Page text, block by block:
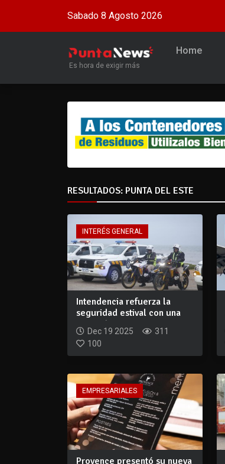
Sabado 8 Agosto 2026
Es hora de exigir más
Home
RESULTADOS: PUNTA DEL ESTE
INTERÉS GENERAL
Intendencia refuerza la
seguridad estival con una
inversión...
Dec 19 2025
311
100
EMPRESARIALES
Provence presentó su nueva